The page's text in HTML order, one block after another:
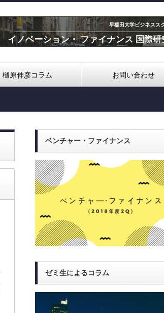
樋原伸彦コラム お問い合わせ
ベンチャー・ファイナンス
ゼミ生によるコラム